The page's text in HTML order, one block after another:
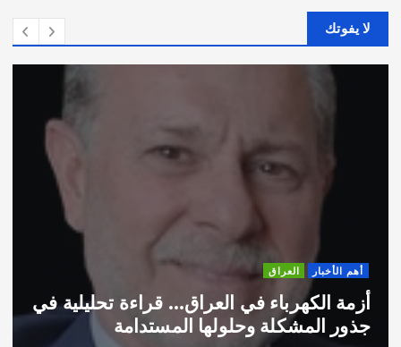
لا يفوتك
العراق
الكهرباء في العراق… قراءة تحليلية في
المشكلة وحلولها المستدامة